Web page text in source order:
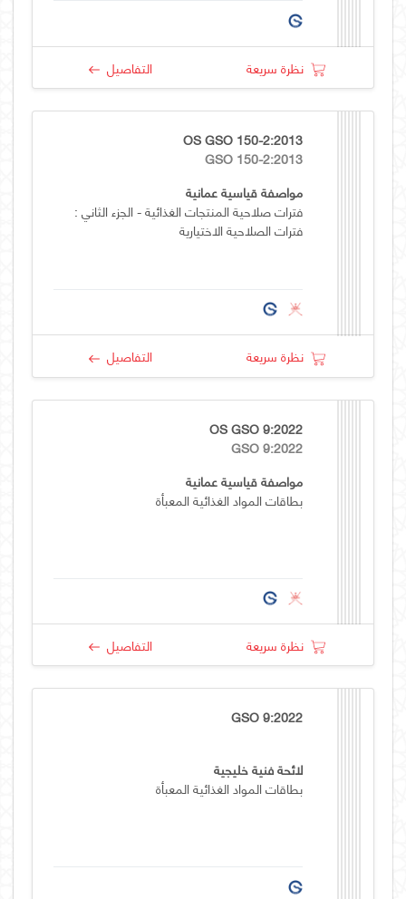
نظرة سريعة التفاصيل
OS GSO 150-2:2013
GSO 150-2:2013
مواصفة قياسية عمانية
فترات صلاحية المنتجات الغذائية - الجزء الثاني :
فترات الصلاحية الاختيارية
نظرة سريعة التفاصيل
OS GSO 9:2022
GSO 9:2022
مواصفة قياسية عمانية
بطاقات المواد الغذائية المعبأة
نظرة سريعة التفاصيل
GSO 9:2022
لائحة فنية خليجية
بطاقات المواد الغذائية المعبأة